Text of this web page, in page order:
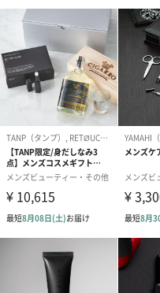
様々なアーティストやブラ
テレビ番組などのロゴやキ
LOGICの4つの魅力
1.ケアにかかる時間はた
忙しく働く人の、朝と夜の
うに、圧倒的な時間短縮にこ
仕事や会食などで深夜に帰
がない時、ついついさぼり
キンケアを済ますことがで